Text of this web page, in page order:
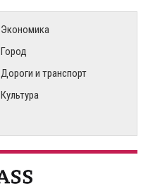
Экономика
Город
Дороги и транспорт
Культура